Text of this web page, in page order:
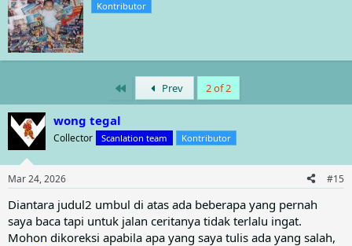
Kong, Bruce Lee, Star Wars, Star Trek, Flash Gordon,
Superman, Batman, Jaka Sembung, Misteri dari Gunung
Merapi, dll.
R
e
a
i
o
s
:
maszdandbebekhitam
i Kontributor
Prev 2 of 2
wong tegal
Collector Scanlation team Kontributor
Mar 24, 2026 #15
Diantara judul2 umbul di atas ada beberapa yang pernah
saya baca tapi untuk jalan ceritanya tidak terlalu ingat.
Mohon dikoreksi apabila apa yang saya tulis ada yang salah,